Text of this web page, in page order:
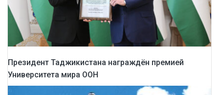
Президент Таджикистана награждён премией
Университета мира ООН